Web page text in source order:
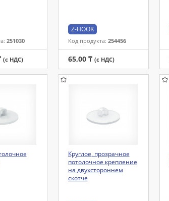
251030
(с НДС)
Z-HOOK
Код продукта: 254456
65,00 ₸ (с НДС)
Круглое, прозрачное
потолочное крепление
на двухстороннем
скотче